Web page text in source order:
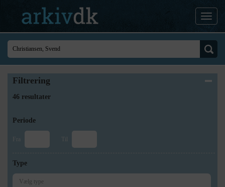
Filtrering
46 resultater
Periode
Fra Til
Type